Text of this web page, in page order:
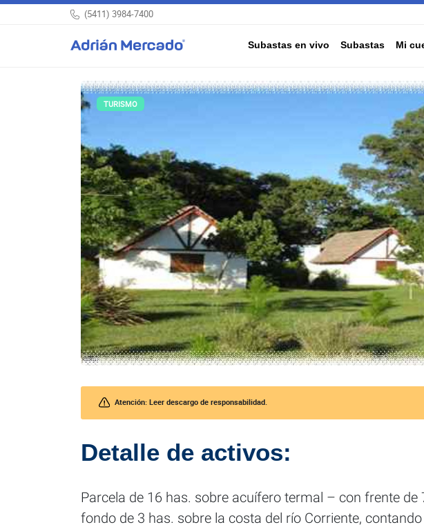
(5411) 3984-7400
Subastas en vivo Subastas Mi
TURISMO
Atención: Leer descargo de responsabilidad.
Detalle de activos:
Parcela de 16 has. sobre acuífero termal – con frente de
fondo de 3 has. sobre la costa del río Corriente,